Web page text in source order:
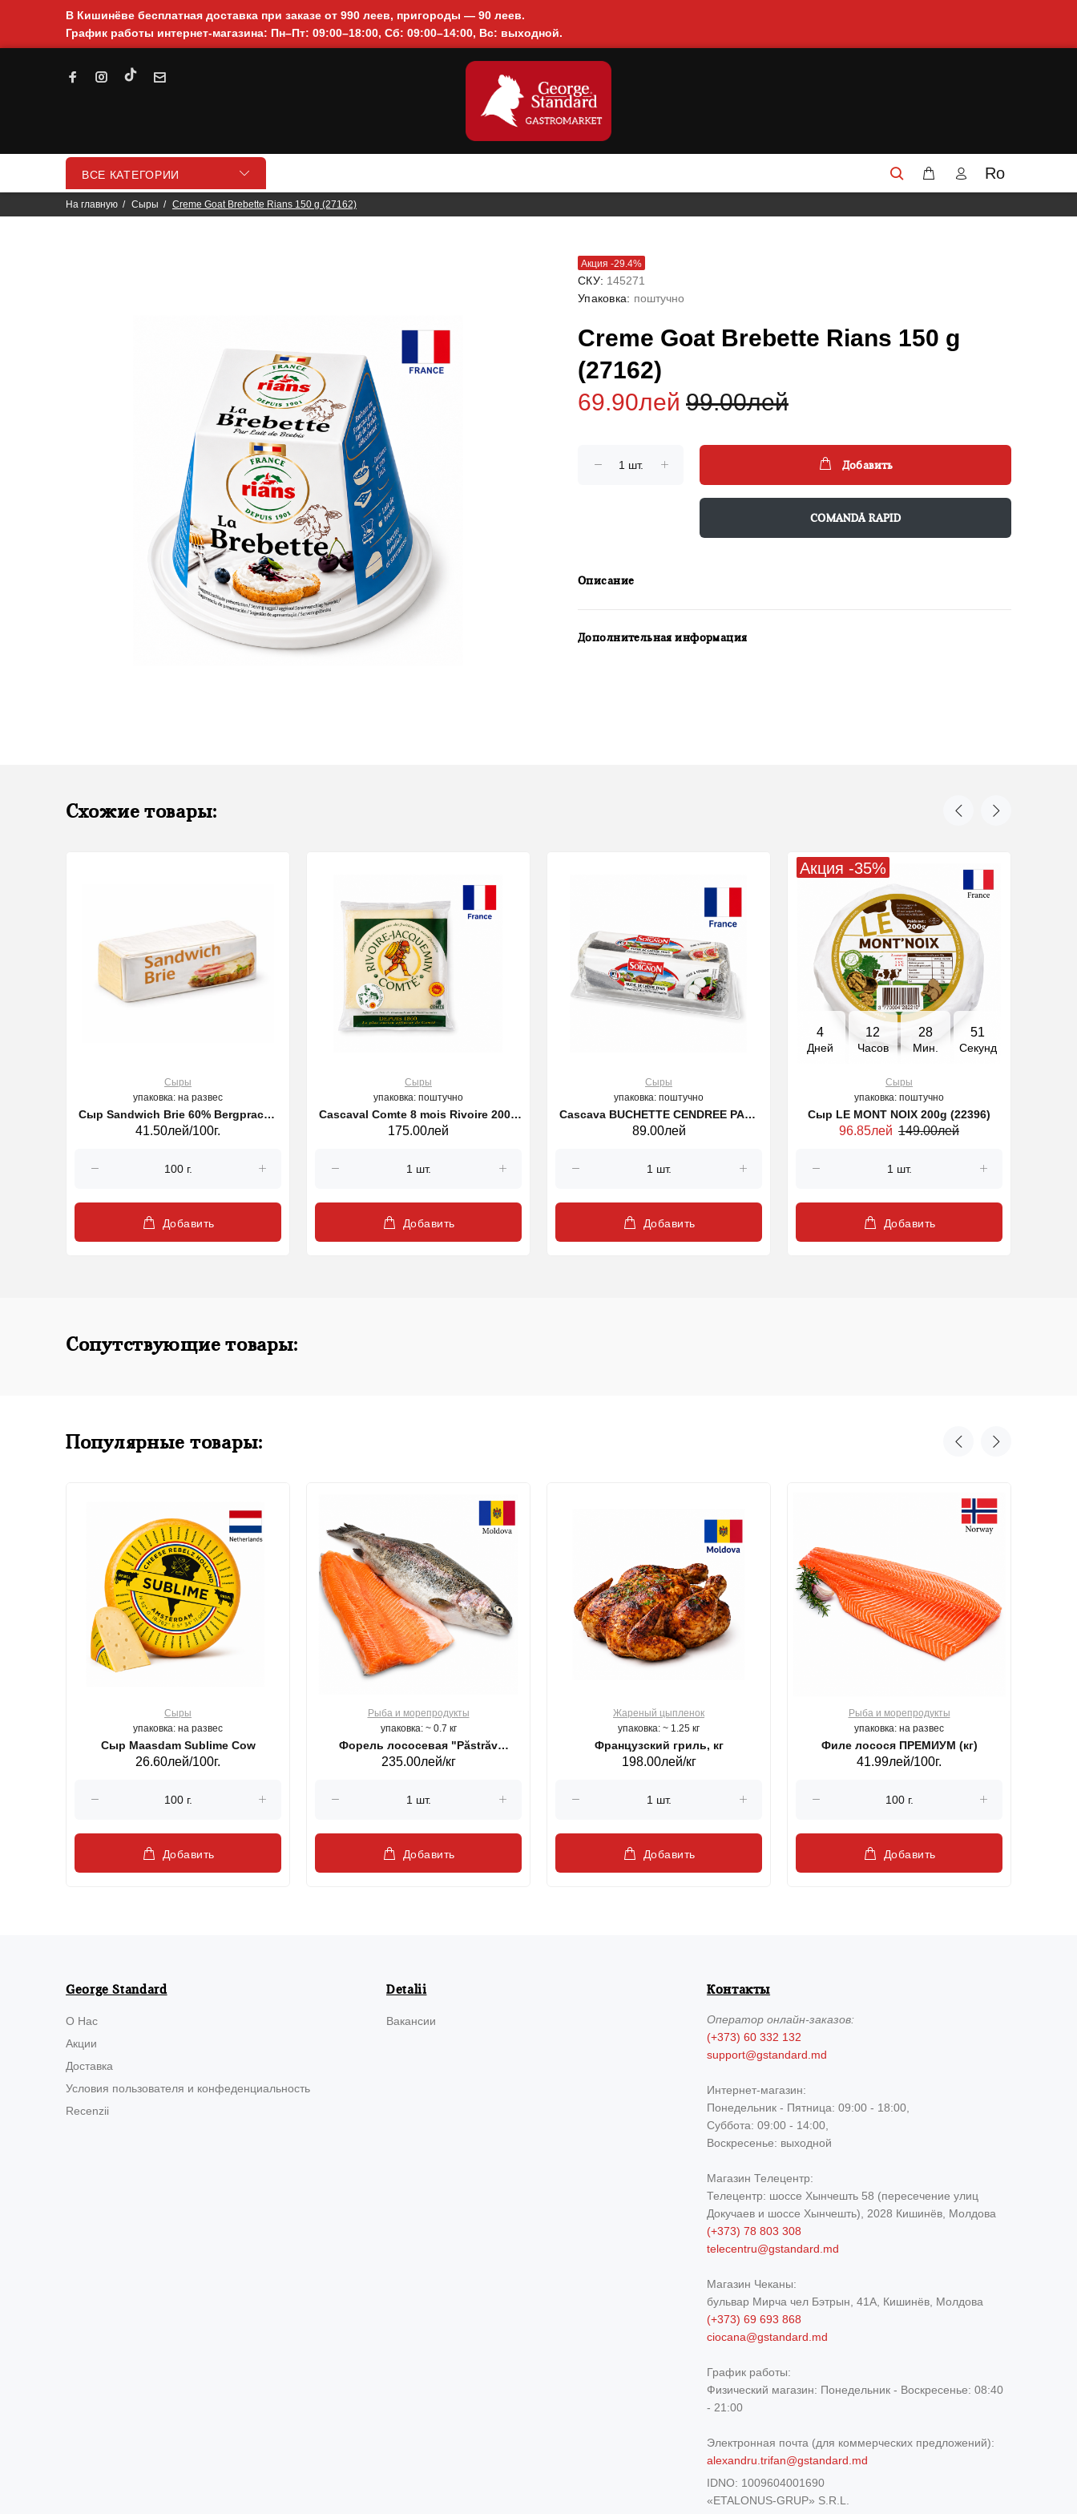
В Кишинёве бесплатная доставка при заказе от 990 леев, пригороды — 90 леев.
График работы интернет-магазина: Пн–Пт: 09:00–18:00, Сб: 09:00–14:00, Вс: выходной.
ВСЕ КАТЕГОРИИ Ro
На главную Сыры Creme Goat Brebette Rians 150 g (27162)
Акция -29.4%
СКУ: 145271
Упаковка: поштучно
Creme Goat Brebette Rians 150 g
(27162)
69.90лей 99.00лей
Добавить
COMANDĂ RAPID
Описание
Дополнительная информация
Схожие товары:
Сыры
упаковка: на развес
Сыр Sandwich Brie 60% Bergpracht,
кг
41.50лей/100г.
Добавить
Сыры
упаковка: поштучно
Cascaval Comte 8 mois Rivoire 200g
(22434)
175.00лей
Добавить
Сыры
упаковка: поштучно
Cascava BUCHETTE CENDREE PAST
SOUS COQUE SOIGNON 125 g
89.00лей
Добавить
4
Дней
12
Часов
28
Мин.
50
Секунд
Акция -35%
Сыры
упаковка: поштучно
Сыр LE MONT NOIX 200g (22396)
96.85лей 149.00лей
Добавить
Сопутствующие товары:
Популярные товары:
Сыры
упаковка: на развес
Сыр Maasdam Sublime Cow
26.60лей/100г.
Добавить
Рыба и морепродукты
упаковка: ~ 0.7 кг
Форель лососевая "Păstrăv
Moldovenesc"
235.00лей/кг
Добавить
Жареный цыпленок
упаковка: ~ 1.25 кг
Французский гриль, кг
198.00лей/кг
Добавить
Рыба и морепродукты
упаковка: на развес
Филе лосося ПРЕМИУМ (кг)
41.99лей/100г.
Добавить
George Standard
О Нас
Акции
Доставка
Условия пользователя и конфеденциальность
Recenzii
Detalii
Вакансии
Контакты
Операторонлайн-заказов:
(+373) 60 332 132
support@gstandard.md
Интернет-магазин:
Понедельник - Пятница: 09:00 - 18:00,
Суббота: 09:00 - 14:00,
Воскресенье: выходной
Магазин Телецентр:
Телецентр: шоссе Хынчешть 58 (пересечение улиц
Докучаев и шоссе Хынчешть), 2028 Кишинёв, Молдова
(+373) 78 803 308
telecentru@gstandard.md
Магазин Чеканы:
бульвар Мирча чел Бэтрын, 41A, Кишинёв, Молдова
(+373) 69 693 868
ciocana@gstandard.md
График работы:
Физический магазин: Понедельник - Воскресенье: 08:40
- 21:00
Электронная почта (для коммерческих предложений):
alexandru.trifan@gstandard.md
IDNO: 1009604001690
«ETALONUS-GRUP» S.R.L.